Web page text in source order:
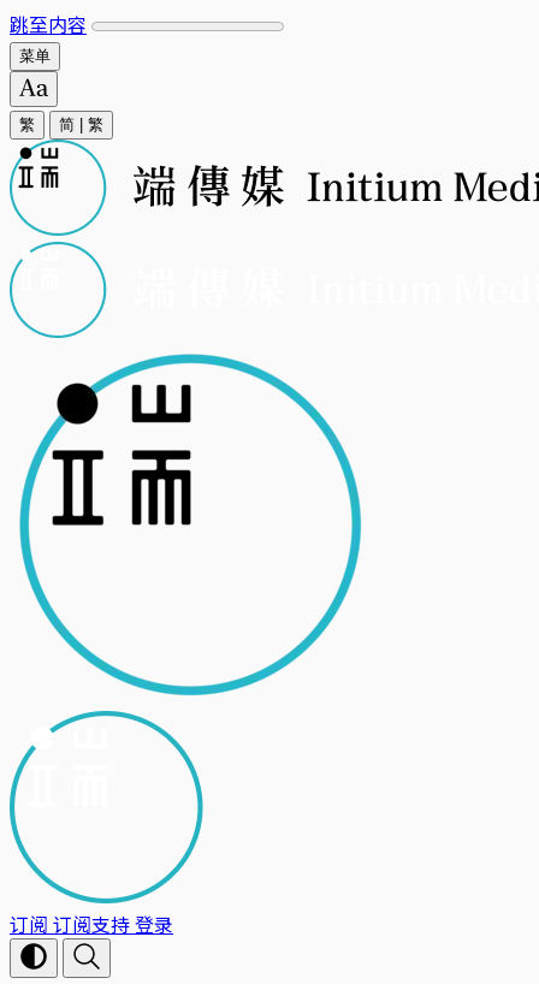
跳至内容
菜单
繁 简 繁
订阅 订阅支持登录